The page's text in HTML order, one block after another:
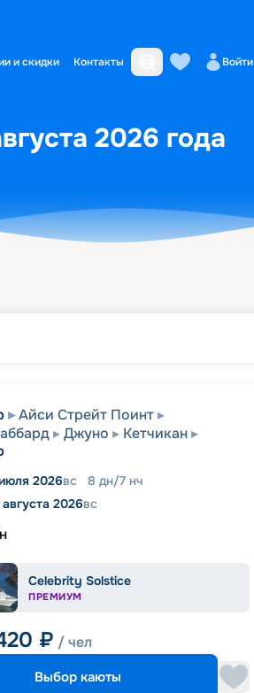
и скидки Контакты Войти
2026 года
Айси Стрейт Поинт
Джуно
Кетчикан
2026вс 8 дн/7 нч
2026вс
Celebrity Solstice
ПРЕМИУМ
₽ / чел
Выбор каюты